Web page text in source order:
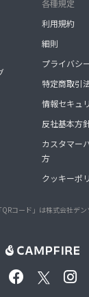
各種規定
利用規約
細則
プライバシ
特定商取引
情報セキュ
反社基本方
カスタマー
方
クッキーポ
「QRコード」は株式会社デ